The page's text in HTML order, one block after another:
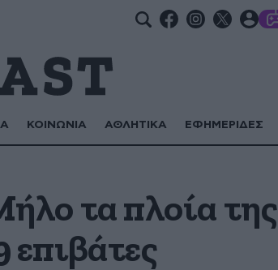
ΚΟΙΝΩΝΙΑ ΑΘΛΗΤΙΚΑ ΕΦΗΜΕΡΙΔΕΣ
τα πλοία της